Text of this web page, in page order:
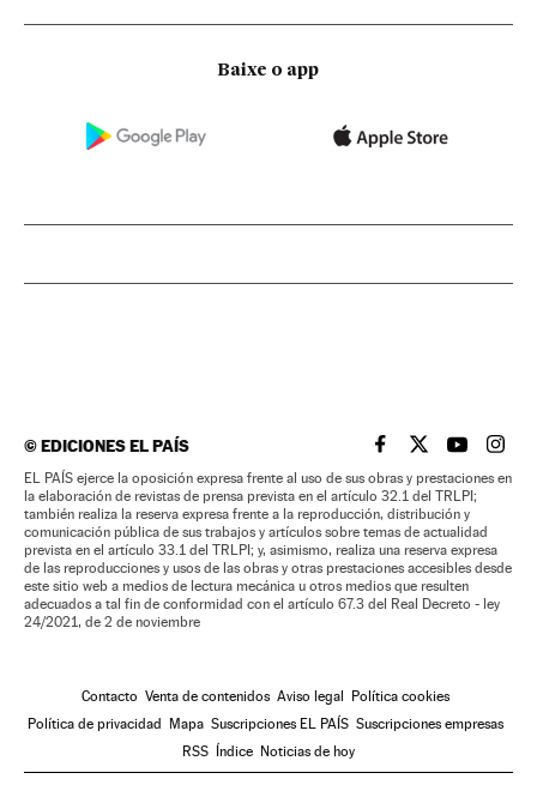
Baixe o app
©EDICIONES EL PAÍS EL PAÍS BRASIL EN
EL PAÍSEL PAÍS
EL
EL PAÍS ejerce la oposición expresa frente al uso de sus obras y prestaciones en
la elaboración de revistas de prensa prevista en el artículo 32.1 del TRLPI;
también realiza la reserva expresa frente a la reproducción, distribución y
comunicación pública de sus trabajos y artículos sobre temas de actualidad
prevista en el artículo 33.1 del TRLPI; y, asimismo, realiza una reserva expresa
de las reproducciones y usos de las obras y otras prestaciones accesibles desde
este sitio web a medios de lectura mecánica u otros medios que resulten
adecuados a tal fin de conformidad con el artículo 67.3 del Real Decreto - ley
24/2021, de 2 de noviembre
Contacto Venta de contenidos Aviso legal
Política cookies
Política de privacidad
Mapa Suscripciones EL PAÍS Suscripciones empresas
RSS
Índice Noticias de hoy